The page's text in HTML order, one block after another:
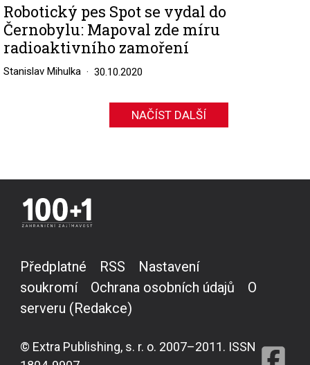
Robotický pes Spot se vydal do
Černobylu: Mapoval zde míru
radioaktivního zamoření
Stanislav Mihulka 30.10.2020
NAČÍST DALŠÍ
Předplatné RSS
Nastavení
soukromí
Ochrana osobních údajů
O
serveru (Redakce)
© Extra Publishing, s. r. o. 2007–2011. ISSN